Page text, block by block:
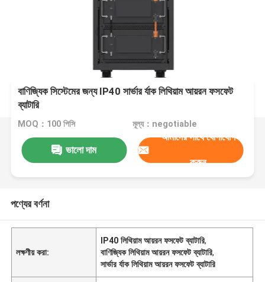
বাণিজ্যিক সিস্টেমের জন্য IP40 সার্ভার র্যাক লিথিয়াম আয়রন ফসফেট
ব্যাটারি
MOQ：100 পিসি মূল্য：negotiable
ভালো দাম
আমাদের সাথে যোগাযোগ
করুন
পণ্যের বর্ণনা
লক্ষণীয় করা:
IP40 লিথিয়াম আয়রন ফসফেট ব্যাটারি,
বাণিজ্যিক লিথিয়াম আয়রন ফসফেট ব্যাটারি,
সার্ভার র্যাক লিথিয়াম আয়রন ফসফেট ব্যাটারি